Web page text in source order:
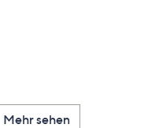
Mehr sehen